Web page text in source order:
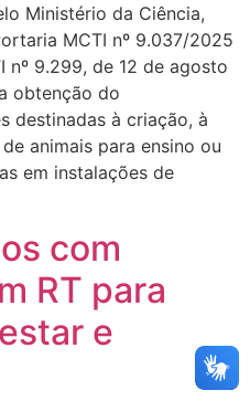
Ministério da Ciência,
MCTI nº 9.037/2025
nº 9.299, de 12 de agosto
obtenção do
destinadas à criação, à
animais para ensino ou
em instalações de
com
RT para
e